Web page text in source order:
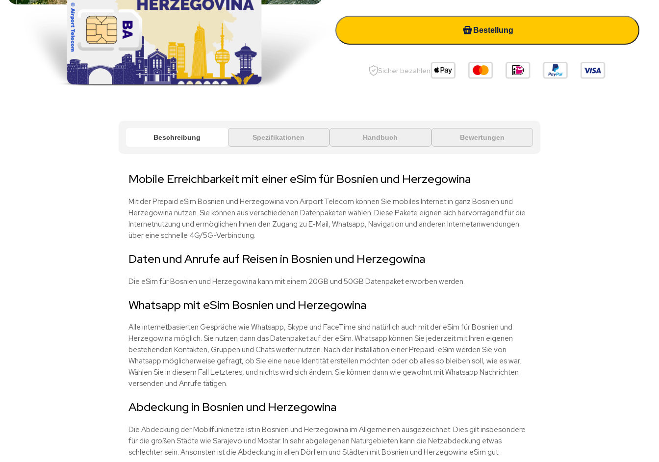
Bestellung
Sicher bezahlen
Beschreibung Spezifikationen Handbuch Bewertungen
Mobile Erreichbarkeit mit einer eSim für Bosnien und Herzegowina
Mit der Prepaid eSim Bosnien und Herzegowina von Airport Telecom können Sie mobiles Internet in ganz Bosnien und
Herzegowina nutzen. Sie können aus verschiedenen Datenpaketen wählen. Diese Pakete eignen sich hervorragend für die
Internetnutzung und ermöglichen Ihnen den Zugang zu E-Mail, Whatsapp, Navigation und anderen Internetanwendungen
über eine schnelle 4G/5G-Verbindung.
Daten und Anrufe auf Reisen in Bosnien und Herzegowina
Die eSim für Bosnien und Herzegowina kann mit einem 20GB und 50GB Datenpaket erworben werden.
Whatsapp mit eSim Bosnien und Herzegowina
Alle internetbasierten Gespräche wie Whatsapp, Skype und FaceTime sind natürlich auch mit der eSim für Bosnien und
Herzegowina möglich. Sie nutzen dann das Datenpaket auf der eSim. Whatsapp können Sie jederzeit mit Ihren eigenen
bestehenden Kontakten, Gruppen und Chats weiter nutzen. Nach der Installation einer Prepaid-eSim werden Sie von
Whatsapp möglicherweise gefragt, ob Sie eine neue Identität erstellen möchten oder ob alles so bleiben soll, wie es war.
Wählen Sie in diesem Fall Letzteres, und nichts wird sich ändern. Sie können dann wie gewohnt mit Whatsapp Nachrichten
versenden und Anrufe tätigen.
Abdeckung in Bosnien und Herzegowina
Die Abdeckung der Mobilfunknetze ist in Bosnien und Herzegowina im Allgemeinen ausgezeichnet. Dies gilt insbesondere
für die großen Städte wie Sarajevo und Mostar. In sehr abgelegenen Naturgebieten kann die Netzabdeckung etwas
schlechter sein. Ansonsten ist die Abdeckung in allen Dörfern und Städten mit Bosnien und Herzegowina eSim gut.